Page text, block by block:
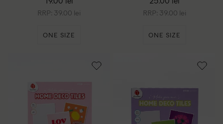
RRP: 39.00 lei
ONE SIZE
RRP: 39.00 lei
ONE SIZE